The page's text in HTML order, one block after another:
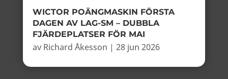
WICTOR POÄNGMASKIN FÖRSTA
DAGEN AV LAG-SM – DUBBLA
FJÄRDEPLATSER FÖR MAI
av Richard Åkesson | 28 jun 2026